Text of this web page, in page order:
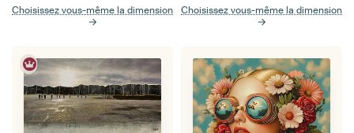
Choisissez vous-même la dimension Choisissez vous-même la dimension